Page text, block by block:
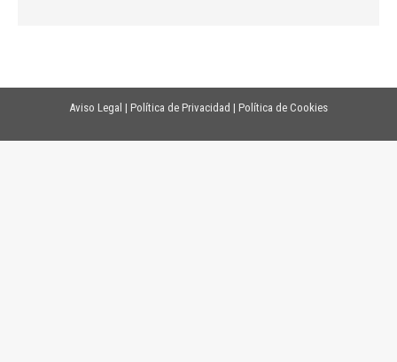
Aviso Legal | Política de Privacidad | Política de Cookies